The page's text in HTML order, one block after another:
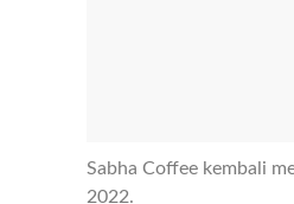
Sabha Coffee kembali
2022.